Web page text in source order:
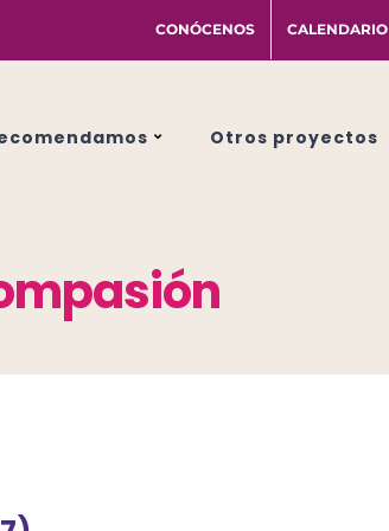
CONÓCENOS CALENDARIO
Otros proyectos